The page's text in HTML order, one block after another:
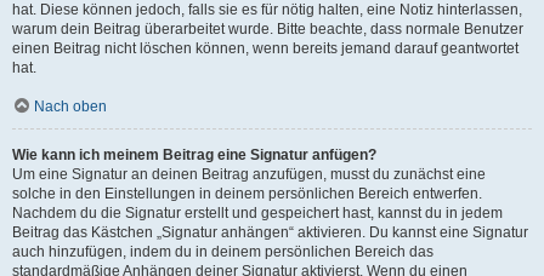
hat. Diese können jedoch, falls sie es für nötig halten, eine Notiz hinterlassen,
warum dein Beitrag überarbeitet wurde. Bitte beachte, dass normale Benutzer
einen Beitrag nicht löschen können, wenn bereits jemand darauf geantwortet
hat.
Nach oben
Wie kann ich meinem Beitrag eine Signatur anfügen?
Um eine Signatur an deinen Beitrag anzufügen, musst du zunächst eine
solche in den Einstellungen in deinem persönlichen Bereich entwerfen.
Nachdem du die Signatur erstellt und gespeichert hast, kannst du in jedem
Beitrag das Kästchen „Signatur anhängen“ aktivieren. Du kannst eine Signatur
auch hinzufügen, indem du in deinem persönlichen Bereich das
standardmäßige Anhängen deiner Signatur aktivierst. Wenn du einen